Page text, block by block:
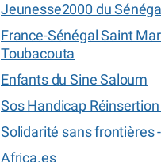
Jeunesse2000 du
France-Sénégal Saint
Toubacouta
Enfants du Sine Saloum
Sos Handicap
Solidarité sans frontières
Africa.es